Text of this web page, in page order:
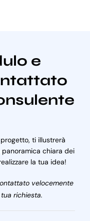
e
ti illustrerà
panoramica chiara dei
la tua idea!
velocemente
richiesta.